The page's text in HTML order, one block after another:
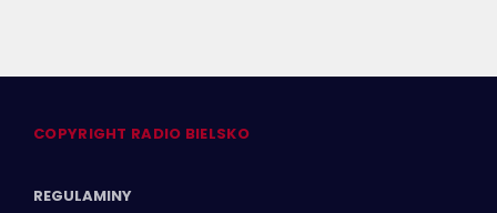
COPYRIGHT RADIO BIELSKO
REGULAMINY